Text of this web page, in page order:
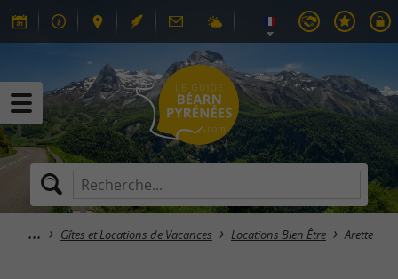
Gîtes et Locations de Vacances Locations Bien Être Arette